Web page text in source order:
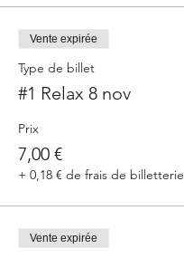
Vente expirée
Type de billet
#1 Relax 8 nov
Prix
7,00 €
+ 0,18 € de frais de billetterie
Vente expirée